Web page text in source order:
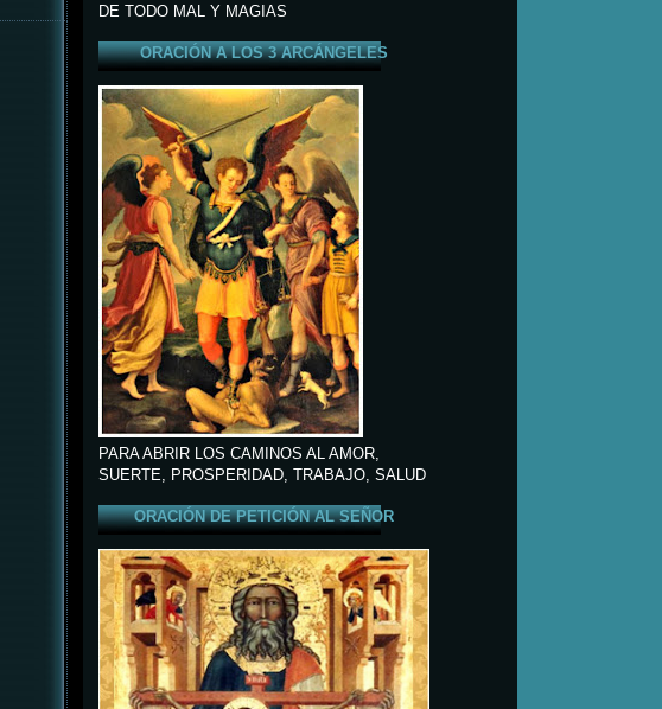
DE TODO MAL Y MAGIAS
ORACIÓN A LOS 3 ARCÁNGELES
PARA ABRIR LOS CAMINOS AL AMOR,
SUERTE, PROSPERIDAD, TRABAJO, SALUD
ORACIÓN DE PETICIÓN AL SEÑOR